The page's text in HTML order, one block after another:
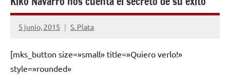
5 junio, 2015 S. Plata
No
comentarios
[mks_button size=»small» title=»Quiero verlo!»
style=»rounded»